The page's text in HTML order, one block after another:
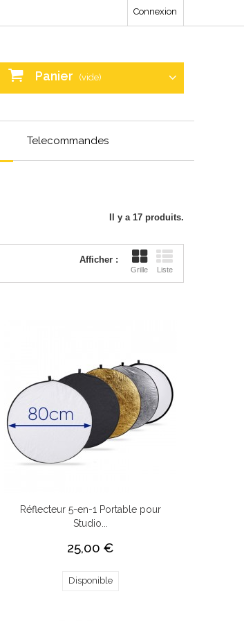
Connexion
Panier (vide)
Telecommandes
Il y a 17 produits.
Afficher :
Grille Liste
Réflecteur 5-en-1 Portable pour
Studio...
25,00 €
Disponible